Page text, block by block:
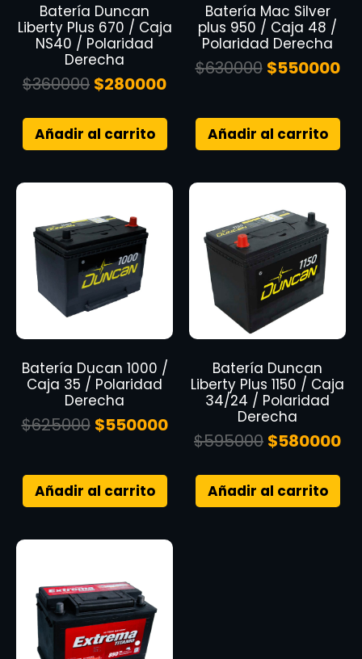
Batería Duncan
Liberty Plus 670 / Caja
NS40 / Polaridad
Derecha
$360000 $280000
Añadir al carrito
Batería Mac Silver
plus 950 / Caja 48 /
Polaridad Derecha
$630000 $550000
Añadir al carrito
Batería Ducan 1000 /
Caja 35 / Polaridad
Derecha
$625000 $550000
Añadir al carrito
Batería Duncan
Liberty Plus 1150 / Caja
34/24 / Polaridad
Derecha
$595000 $580000
Añadir al carrito